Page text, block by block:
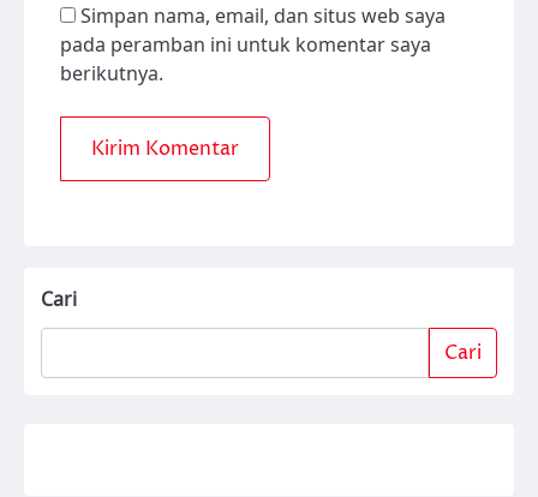
Simpan nama, email, dan situs web saya
pada peramban ini untuk komentar saya
berikutnya.
Cari
Cari